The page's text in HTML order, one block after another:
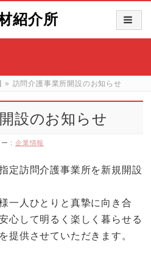
紹介所
» 訪問介護事業所開設のお知らせ
設のお知らせ
ー :企業情報
定訪問介護事業所を新規開設
一人ひとりと真摯に向き合
心して明るく楽しく暮らせる
提供させていただきます。